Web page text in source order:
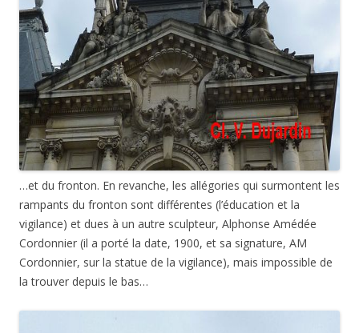
…et du fronton. En revanche, les allégories qui surmontent les
rampants du fronton sont différentes (l’éducation et la
vigilance) et dues à un autre sculpteur, Alphonse Amédée
Cordonnier (il a porté la date, 1900, et sa signature, AM
Cordonnier, sur la statue de la vigilance), mais impossible de
la trouver depuis le bas…